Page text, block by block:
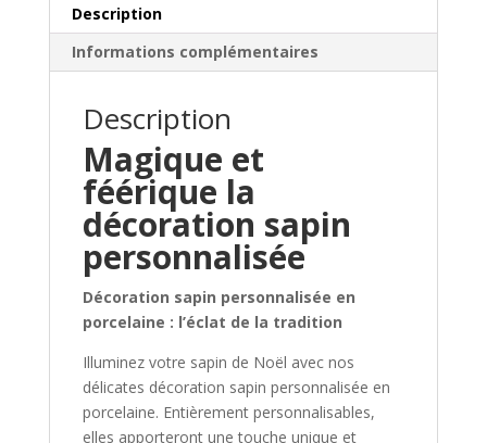
Description
Informations complémentaires
Description
Magique et
féérique la
décoration sapin
personnalisée
Décoration sapin personnalisée en
porcelaine : l’éclat de la tradition
Illuminez votre sapin de Noël avec nos
délicates décoration sapin personnalisée en
porcelaine. Entièrement personnalisables,
elles apporteront une touche unique et